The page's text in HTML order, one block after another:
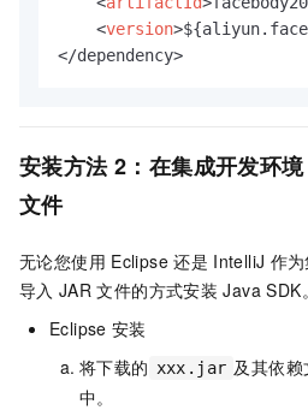
<version>
</dependency>
安装方法 2：在集成开发环
文件
无论您使用 Eclipse 还是 IntelliJ 作
导入 JAR 文件的方式安装 Java SDK。
Eclipse 安装
将下载的 xxx.jar 及其依
中。